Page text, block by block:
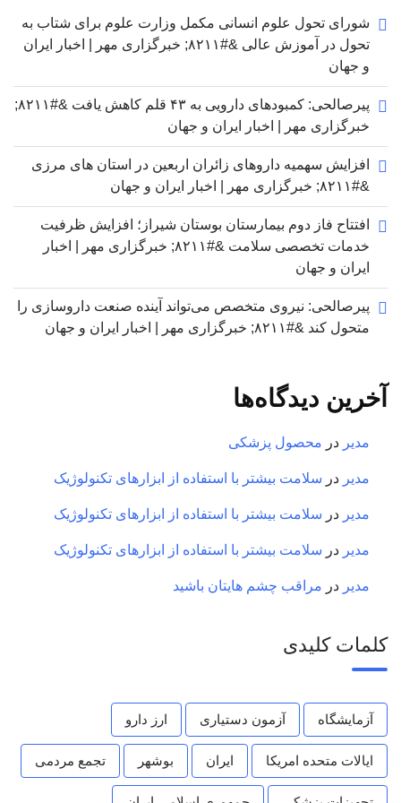
شورای تحول علوم انسانی مکمل وزارت علوم برای شتاب به
تحول در آموزش عالی &#۸۲۱۱; خبرگزاری مهر | اخبار ایران
و جهان
پیرصالحی: کمبودهای دارویی به ۴۳ قلم کاهش یافت &#۸۲۱۱;
خبرگزاری مهر | اخبار ایران و جهان
افزایش سهمیه داروهای زائران اربعین در استان های مرزی
&#۸۲۱۱; خبرگزاری مهر | اخبار ایران و جهان
افتتاح فاز دوم بیمارستان بوستان شیراز؛ افزایش ظرفیت
خدمات تخصصی سلامت &#۸۲۱۱; خبرگزاری مهر | اخبار
ایران و جهان
پیرصالحی: نیروی متخصص می‌تواند آینده صنعت داروسازی را
متحول کند &#۸۲۱۱; خبرگزاری مهر | اخبار ایران و جهان
آخرین دیدگاه‌ها
مدیر در محصول پزشکی
مدیر در سلامت بیشتر با استفاده از ابزارهای تکنولوژیک
مدیر در سلامت بیشتر با استفاده از ابزارهای تکنولوژیک
مدیر در سلامت بیشتر با استفاده از ابزارهای تکنولوژیک
مدیر در مراقب چشم هایتان باشید
کلمات کلیدی
آزمایشگاه آزمون دستیاری ارز دارو
ایالات متحده امریکا ایران بوشهر تجمع مردمی